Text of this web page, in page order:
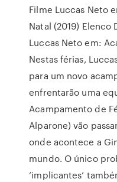
Filme Luccas Neto
Natal (2019)
Luccas Neto em:
Nestas férias,
para um novo
enfrentarão uma
Acampamento de
Alparone) vão
onde acontece a
mundo. O único
‘implicantes’